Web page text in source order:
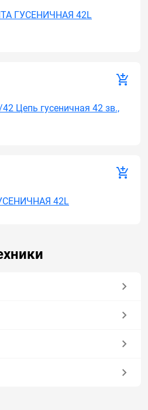
ГУСЕНИЧНАЯ 42L
Цепь гусеничная 42 зв.,
42L